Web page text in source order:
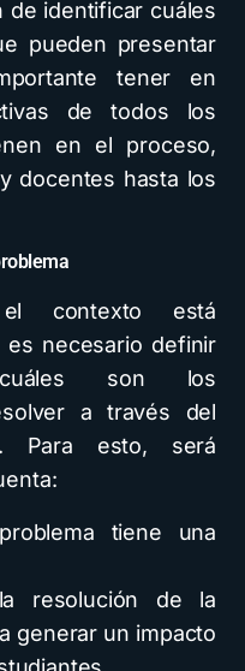
identificar cuáles
pueden presentar
tener en
de todos los
en el proceso,
docentes hasta los
contexto está
es necesario definir
son los
a través del
Para esto, será
tiene una
resolución de la
generar un impacto